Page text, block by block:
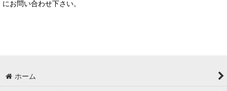
にお問い合わせ下さい。
ホーム